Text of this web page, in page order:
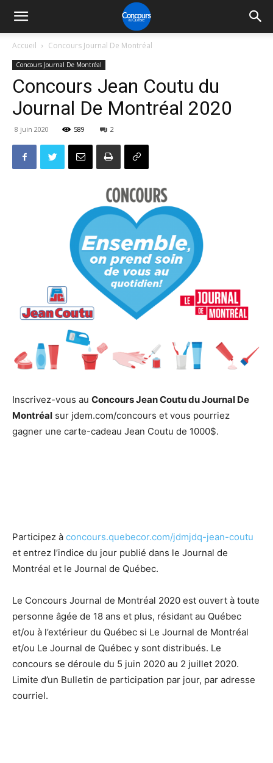
Accueil Concours Journal De Montréal
Concours Journal De Montréal
Concours Jean Coutu du
Journal De Montréal 2020
8 juin 2020 589 2
Inscrivez-vous au Concours Jean Coutu du Journal De
Montréal sur jdem.com/concours et vous pourriez
gagner une carte-cadeau Jean Coutu de 1000$.
Participez à concours.quebecor.com/jdmjdq-jean-coutu
et entrez l’indice du jour publié dans le Journal de
Montréal et le Journal de Québec.
Le Concours Journal de Montréal 2020 est ouvert à toute
personne âgée de 18 ans et plus, résidant au Québec
et/ou à l’extérieur du Québec si Le Journal de Montréal
et/ou Le Journal de Québec y sont distribués. Le
concours se déroule du 5 juin 2020 au 2 juillet 2020.
Limite d’un Bulletin de participation par jour, par adresse
courriel.